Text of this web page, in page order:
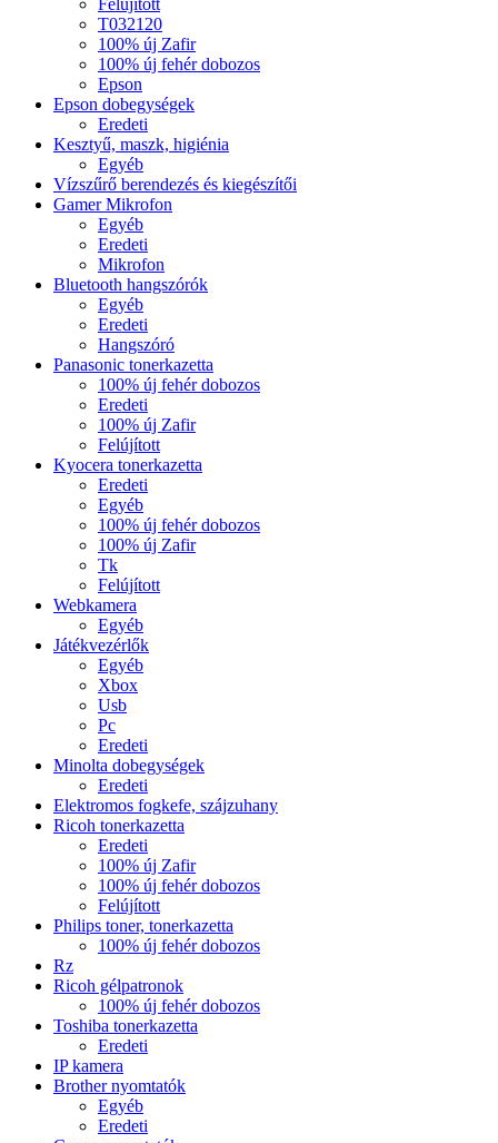
Felújított
T032120
100% új Zafir
100% új fehér dobozos
Epson
Epson dobegységek
Eredeti
Kesztyű, maszk, higiénia
Egyéb
Vízszűrő berendezés és kiegészítői
Gamer Mikrofon
Egyéb
Eredeti
Mikrofon
Bluetooth hangszórók
Egyéb
Eredeti
Hangszóró
Panasonic tonerkazetta
100% új fehér dobozos
Eredeti
100% új Zafir
Felújított
Kyocera tonerkazetta
Eredeti
Egyéb
100% új fehér dobozos
100% új Zafir
Tk
Felújított
Webkamera
Egyéb
Játékvezérlők
Egyéb
Xbox
Usb
Pc
Eredeti
Minolta dobegységek
Eredeti
Elektromos fogkefe, szájzuhany
Ricoh tonerkazetta
Eredeti
100% új Zafir
100% új fehér dobozos
Felújított
Philips toner, tonerkazetta
100% új fehér dobozos
Rz
Ricoh gélpatronok
100% új fehér dobozos
Toshiba tonerkazetta
Eredeti
IP kamera
Brother nyomtatók
Egyéb
Eredeti